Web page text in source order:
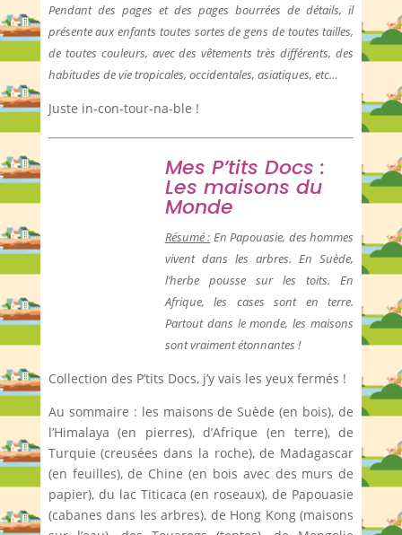
Pendant des pages et des pages bourrées de détails, il
présente aux enfants toutes sortes de gens de toutes tailles,
de toutes couleurs, avec des vêtements très différents, des
habitudes de vie tropicales, occidentales, asiatiques, etc…
Juste in-con-tour-na-ble !
Mes P’tits Docs :
Les maisons du
Monde
Résumé : En Papouasie, des hommes
vivent dans les arbres. En Suède,
l’herbe pousse sur les toits. En
Afrique, les cases sont en terre.
Partout dans le monde, les maisons
sont vraiment étonnantes !
Collection des P’tits Docs, j’y vais les yeux fermés !
Au sommaire : les maisons de Suède (en bois), de
l’Himalaya (en pierres), d’Afrique (en terre), de
Turquie (creusées dans la roche), de Madagascar
(en feuilles), de Chine (en bois avec des murs de
papier), du lac Titicaca (en roseaux), de Papouasie
(cabanes dans les arbres), de Hong Kong (maisons